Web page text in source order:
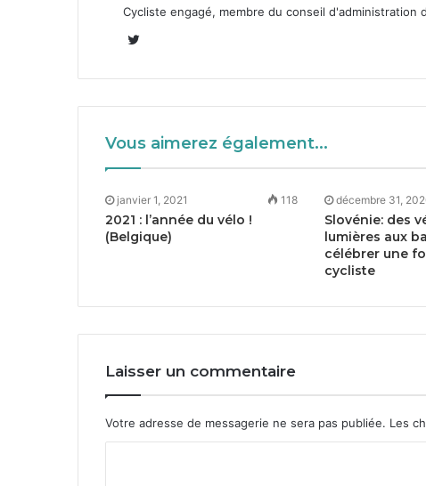
Cycliste engagé, membre du conseil d'administration
Vous aimerez également...
janvier 1, 2021 118
2021 : l’année du vélo !
(Belgique)
décembre 31,
Slovénie: des
lumières aux
célébrer une
cycliste
Laisser un commentaire
Votre adresse de messagerie ne sera pas publiée. Les